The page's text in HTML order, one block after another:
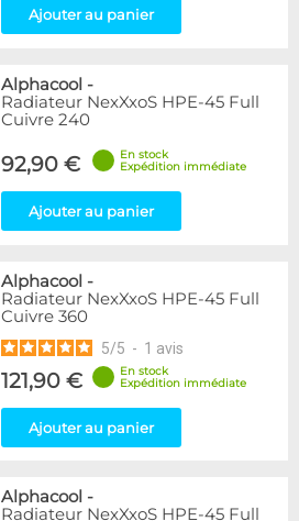
Ajouter au panier
Alphacool -
Radiateur NexXxoS HPE-45 Full
Cuivre 240
92,90 €
En stock
Expédition immédiate
Ajouter au panier
Alphacool -
Radiateur NexXxoS HPE-45 Full
Cuivre 360
5/5 - 1 avis
121,90 €
En stock
Expédition immédiate
Ajouter au panier
Alphacool -
Radiateur NexXxoS HPE-45 Full